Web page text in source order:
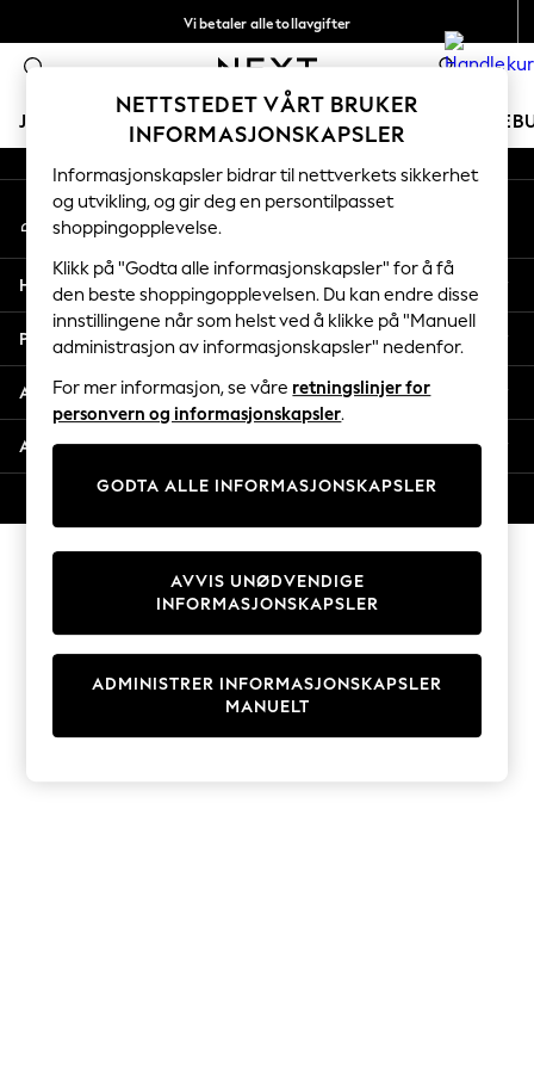
Vi betaler alle tollavgifter
Fleksible og sikre betalinger med Klarna 0
JENTER GUTTER BABY KVINNER MENN
GIRLS
New In
50 - 92cm
98 - 110cm
116 - 134cm
140 - 174cm
Trending: Top & Short Sets
Trending: Clogs
Toy Story
THE SET
Coats & Jackets
Sweatshirts & Hoodies
Knitwear
Cardigans
Dresses
Sets & Outfits
T-Shirts
An error occurred on client
Våre sosiale nettverk
Min konto
Logg inn på kontoen din
Hjelp
Personvern & Juridisk
Avdelinger
Andre tjenester
NETTSTEDET VÅRT BRUKER
INFORMASJONSKAPSLER
Informasjonskapsler bidrar til nettverkets sikkerhet
og utvikling, og gir deg en persontilpasset
shoppingopplevelse.
Klikk på "Godta alle informasjonskapsler" for å få
den beste shoppingopplevelsen. Du kan endre disse
innstillingene når som helst ved å klikke på "Manuell
administrasjon av informasjonskapsler" nedenfor.
For mer informasjon, se våre retningslinjer for
personvern og informasjonskapsler.
GODTA ALLE INFORMASJONSKAPSLER
ADMINISTRER INFORMASJONSKAPSLER
MANUELT
AVVIS UNØDVENDIGE
INFORMASJONSKAPSLER